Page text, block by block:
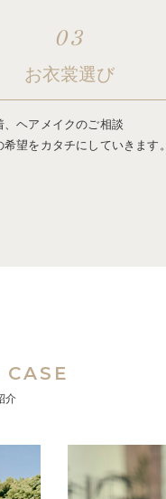
03
お衣裳選び
、ヘアメイクのご相談
希望をカタチにしていきます。
介